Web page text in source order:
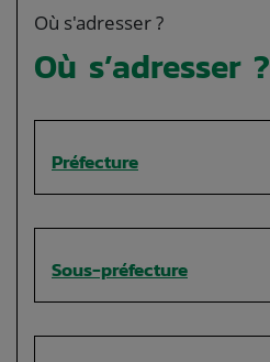
Où s'adresser ?
Où s’adresser ?
Préfecture
Sous-préfecture